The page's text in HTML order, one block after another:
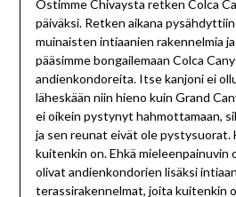
Ostimme Chivaysta retken Colca
päiväksi. Retken aikana
muinaisten intiaanien rakennelmia
pääsimme bongailemaan Colca
andienkondoreita. Itse kanjoni ei
läheskään niin hieno kuin Grand
ei oikein pystynyt hahmottamaan,
ja sen reunat eivät ole pystysuorat.
kuitenkin on. Ehkä mieleenpainuvin
olivat andienkondorien lisäksi
terassirakennelmat, joita kuitenkin